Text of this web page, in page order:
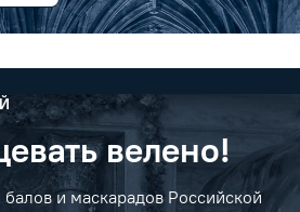
велено!
балов и маскарадов Российской